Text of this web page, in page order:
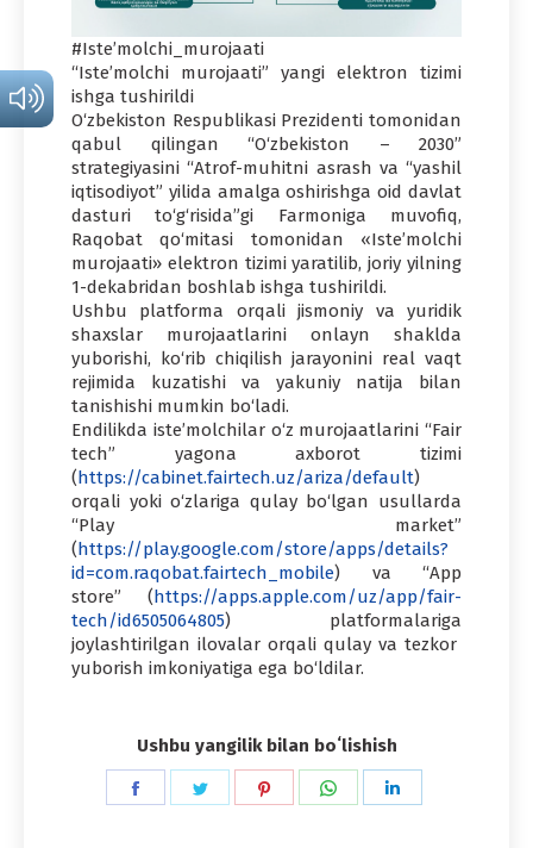
#Iste’molchi_murojaati
“Iste’molchi murojaati” yangi elektron tizimi
ishga tushirildi
O‘zbekiston Respublikasi Prezidenti tomonidan
qabul qilingan “O‘zbekiston – 2030”
strategiyasini “Atrof-muhitni asrash va “yashil
iqtisodiyot” yilida amalga oshirishga oid davlat
dasturi to‘g‘risida”gi Farmoniga muvofiq,
Raqobat qo‘mitasi tomonidan «Iste’molchi
murojaati» elektron tizimi yaratilib, joriy yilning
1-dekabridan boshlab ishga tushirildi.
Ushbu platforma orqali jismoniy va yuridik
shaxslar murojaatlarini onlayn shaklda
yuborishi, ko‘rib chiqilish jarayonini real vaqt
rejimida kuzatishi va yakuniy natija bilan
tanishishi mumkin bo‘ladi.
Endilikda iste’molchilar o‘z murojaatlarini “Fair
tech” yagona axborot tizimi
(https://cabinet.fairtech.uz/ariza/default)
orqali yoki o‘zlariga qulay bo‘lgan usullarda
“Play market”
(https://play.google.com/store/apps/details?
id=com.raqobat.fairtech_mobile) va “App
store” (https://apps.apple.com/uz/app/fair-
tech/id6505064805) platformalariga
joylashtirilgan ilovalar orqali qulay va tezkor
yuborish imkoniyatiga ega bo‘ldilar.
Ushbu yangilik bilan boʻlishish
Share
Share
Share
Share